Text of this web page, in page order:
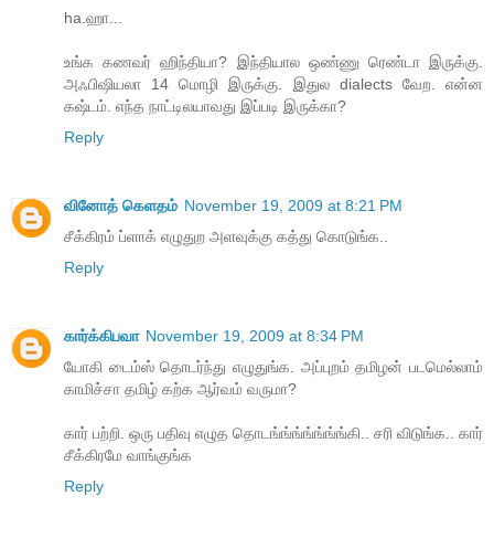
ha.ஹா...
உங்க கணவர் ஹிந்தியா? இந்தியால ஒண்ணு ரெண்டா இருக்கு.
அஃபிஷியலா 14 மொழி இருக்கு. இதுல dialects வேற. என்ன
கஷ்டம். எந்த நாட்டிலயாவது இப்படி இருக்கா?
Reply
வினோத் கெளதம் November 19, 2009 at 8:21 PM
சீக்கிரம் ப்ளாக் எழுதுற அளவுக்கு கத்து கொடுங்க..
Reply
கார்க்கிபவா November 19, 2009 at 8:34 PM
யோகி டைம்ஸ் தொடர்ந்து எழுதுங்க. அப்புறம் தமிழன் படமெல்லாம்
காமிச்சா தமிழ் கற்க ஆர்வம் வருமா?
கார் பற்றி. ஒரு பதிவு எழுத தொடங்ங்ங்ங்ங்ங்ங்கி.. சரி விடுங்க.. கார்
சீக்கிரமே வாங்குங்க
Reply